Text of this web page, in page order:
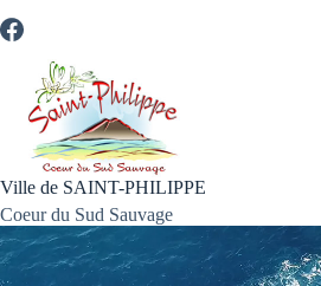
au
au
à
recherche
au
Ville de SAINT-PHILIPPE
Coeur du Sud Sauvage